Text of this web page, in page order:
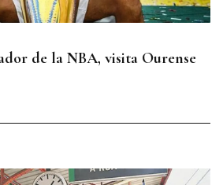
de la NBA, visita Ourense